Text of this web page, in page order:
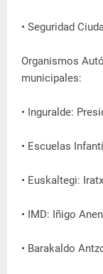
• Seguridad
Organismos
municipales:
• Inguralde:
• Escuelas
• Euskaltegi:
• IMD: Iñigo
• Barakaldo